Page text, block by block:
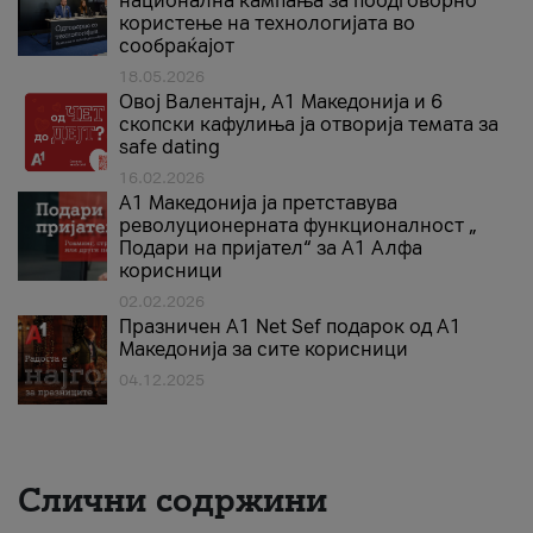
користење на технологијата во
сообраќајот
18.05.2026
Овој Валентајн, A1 Македонија и 6
скопски кафулиња ја отворија темата за
safe dating
16.02.2026
А1 Македонија ја претставува
револуционерната функционалност „
Подари на пријател“ за А1 Алфа
корисници
02.02.2026
Празничен A1 Net Sеf подарок од А1
Македонија за сите корисници
04.12.2025
Слични содржини